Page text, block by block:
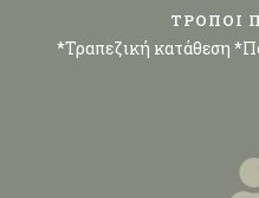
ΤΡΟΠΟΙ
*Τραπεζική κατάθεση